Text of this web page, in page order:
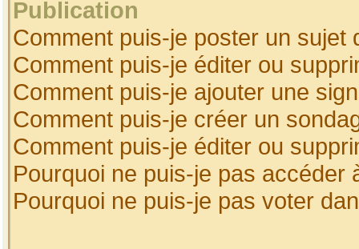
Publication
Comment puis-je poster un sujet
Comment puis-je éditer ou
Comment puis-je ajouter une
Comment puis-je créer un
Comment puis-je éditer ou
Pourquoi ne puis-je pas accéder
Pourquoi ne puis-je pas voter